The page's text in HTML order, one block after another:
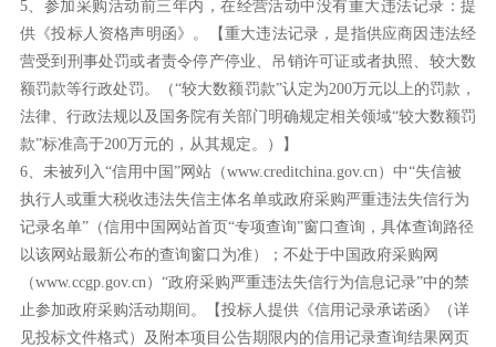
5、 参加采购活动前三年内，在经营活动中没有重大违法记录：提
供 《投标人资格声明函》 。
【重大违法记录，是指供应商因违法经
营受到刑事处罚或者责令停产停业、吊销许可证或者执照、较大数
额罚款等行政处罚。（“较大数额罚款”认定为200万元以上的罚款，
法律、行政法规以及国务院有关部门明确规定相关领域“较大数额罚
款”标准高于200万元的，从其规定。）】
6、 未被列入 “信用中国”网站（www.creditchina.gov.cn）中“失信被
执行人或重大税收违法失信主体名单或政府采购严重违法失信行为
记录名单”（信用中国网站首页“专项查询”窗口查询，具体查询路径
以该网站最新公布的查询窗口为准）；不处于中国政府采购网
（www.ccgp.gov.cn）“政府采购严重违法失信行为信息记录”中的禁
止参加政府采购活动期间。【投标人提供《信用记录承诺函》（详
见投标文件格式） 及 附本项目公告期限内的信用记录查询结果 网页